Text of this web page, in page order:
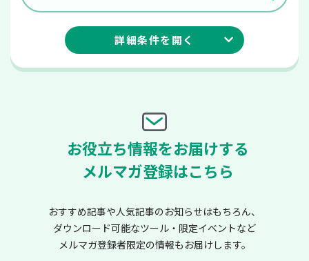
詳細条件を開く
お役立ち情報をお届けする
メルマガ登録はこちら
おすすめ記事や人気記事のお知らせはもちろん、
ダウンロード可能なツール・限定イベントなど
メルマガ登録者限定の情報もお届けします。